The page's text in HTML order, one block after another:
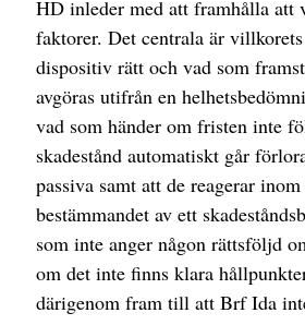
HD inleder med att framhålla att
faktorer. Det centrala är
dispositiv rätt och vad som
avgöras utifrån en
vad som händer om fristen inte
skadestånd automatiskt går
passiva samt att de reagerar
bestämmandet av ett
som inte anger någon rättsföljd
om det inte finns klara
därigenom fram till att Brf Ida